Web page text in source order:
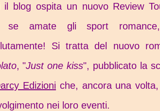
il blog ospita un nuovo Review
se amate gli sport
Si tratta del nuovo
, "Just one kiss", pubblicato la
Edizioni che, ancora una
nei loro eventi.